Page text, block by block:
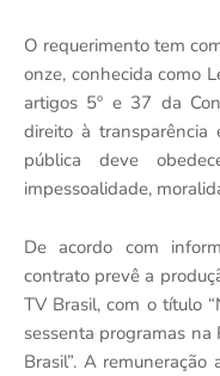
O requerimento tem
onze, conhecida como
artigos 5º e 37 da
direito à transparência
pública deve
impessoalidade,
De acordo com
contrato prevê a
TV Brasil, com o título
sessenta programas na
Brasil”. A